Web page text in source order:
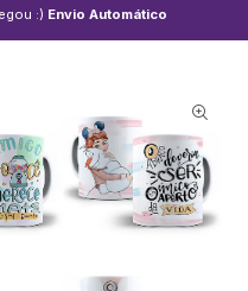
:) Envio Automático